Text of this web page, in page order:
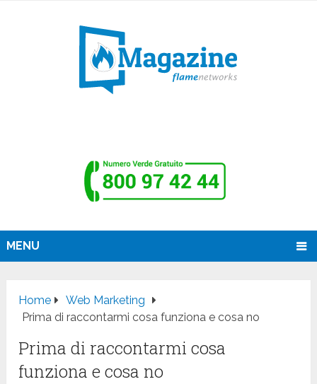
MENU
Home
Web Marketing
Prima di raccontarmi cosa funziona e cosa no
Prima di raccontarmi cosa
funziona e cosa no